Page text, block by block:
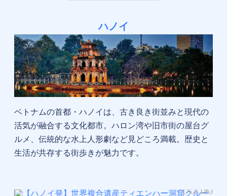
ハノイ
ベトナムの首都・ハノイは、古き良き街並みと現代の
活気が融合する文化都市。ハロン湾や旧市街の屋台グ
ルメ、伝統的な水上人形劇など見どころ満載。歴史と
生活が共存する街歩きが魅力です。
(大人1名)